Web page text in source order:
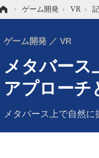
› ゲーム開発 › VR ›
メタバース
アプローチ
メタバース上で自然
ゲーム開発 VR